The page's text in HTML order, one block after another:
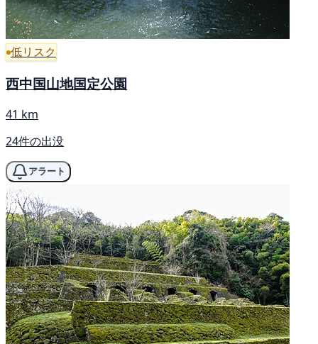
低リスク
西中国山地国定公園
41 km
24件の出没
アラート